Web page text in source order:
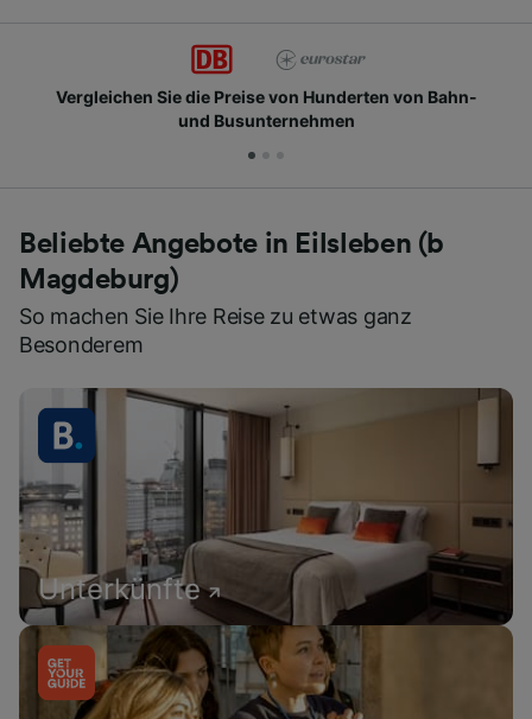
Hunderten von Bahn-
Schließen Sie sich
Beliebte Angebote in Eilsleben (b
Magdeburg)
So machen Sie Ihre Reise zu etwas ganz
Besonderem
Unterkünfte